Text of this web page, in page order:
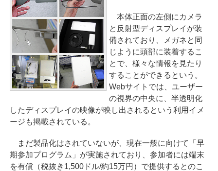
本体正面の左側にカメラ
と反射型ディスプレイが装
備されており、メガネと同
じように頭部に装着するこ
とで、様々な情報を見たり
することができるという。
Webサイトでは、ユーザー
の視界の中央に、半透明化
したディスプレイの映像が映し出されるという利用イメ
ージも掲載されている。
まだ製品化はされていないが、現在一般に向けて「早
期参加プログラム」が実施されており、参加者には端末
を有償（税抜き1,500ドル/約15万円）で提供するとのこ